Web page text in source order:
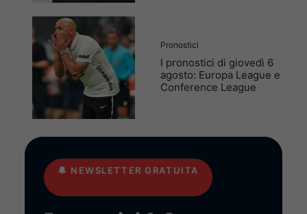
Pronostici
I pronostici di giovedì 6
agosto: Europa League e
Conference League
🔔 NEWSLETTER GRATUITA